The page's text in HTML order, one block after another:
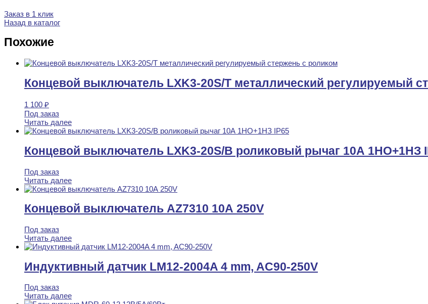
Заказ в 1 клик
Назад в каталог
Похожие
Концевой выключатель LXK3-20S/T металлический регулируемый
1 100 ₽
Под заказ
Читать далее
Концевой выключатель LXK3-20S/B роликовый рычаг 10А 1НО+1НЗ
Под заказ
Читать далее
Концевой выключатель AZ7310 10А 250V
Под заказ
Читать далее
Индуктивный датчик LM12-2004A 4 mm, AC90-250V
Под заказ
Читать далее